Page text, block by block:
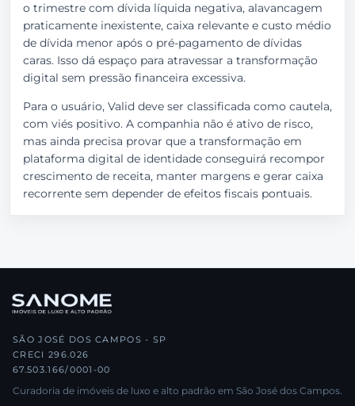
o trimestre com dívida líquida negativa, alavancagem
praticamente inexistente, caixa relevante e custo médio
de dívida menor após o pré-pagamento de dívidas
caras. Isso dá espaço para atravessar a transformação
digital sem pressão financeira excessiva.
Para o usuário, Valid deve ser classificada como cautela,
com viés positivo. A companhia não é ativo de risco,
mas ainda precisa provar que a transformação em
plataforma digital de identidade conseguirá recompor
crescimento de receita, manter margens e gerar caixa
recorrente sem depender de efeitos fiscais pontuais.
SÃO JOSÉ DOS CAMPOS - SP
CRECI 296.026
67.503.166/0001-00
Curadoria de imóveis de luxo e alto padrão em São José dos Campos.